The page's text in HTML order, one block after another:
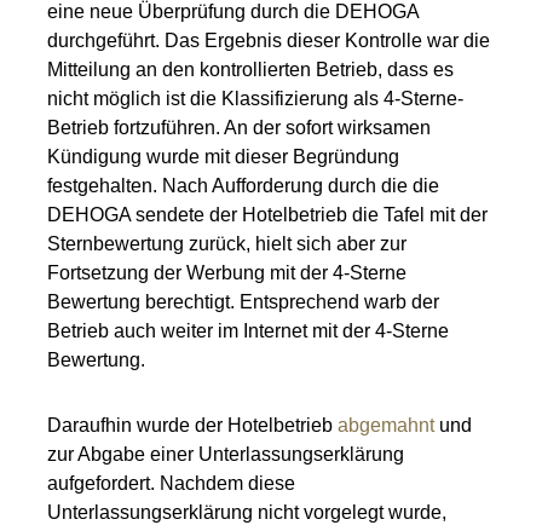
eine neue Überprüfung durch die DEHOGA
durchgeführt. Das Ergebnis dieser Kontrolle war die
Mitteilung an den kontrollierten Betrieb, dass es
nicht möglich ist die Klassifizierung als 4-Sterne-
Betrieb fortzuführen. An der sofort wirksamen
Kündigung wurde mit dieser Begründung
festgehalten. Nach Aufforderung durch die die
DEHOGA sendete der Hotelbetrieb die Tafel mit der
Sternbewertung zurück, hielt sich aber zur
Fortsetzung der Werbung mit der 4-Sterne
Bewertung berechtigt. Entsprechend warb der
Betrieb auch weiter im Internet mit der 4-Sterne
Bewertung.
Daraufhin wurde der Hotelbetrieb abgemahntund
zur Abgabe einer Unterlassungserklärung
aufgefordert. Nachdem diese
Unterlassungserklärung nicht vorgelegt wurde,